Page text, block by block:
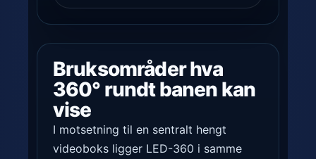
Bruksområder hva
360° rundt banen kan
vise
I motsetning til en sentralt hengt
videoboks ligger LED-360 i samme